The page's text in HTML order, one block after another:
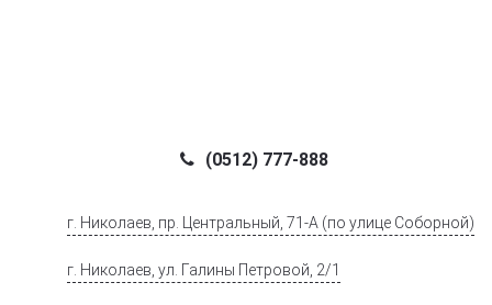
(0512) 777-888
г. Николаев, пр. Центральный, 71-А (по улице Соборной)
г. Николаев, ул. Галины Петровой, 2/1